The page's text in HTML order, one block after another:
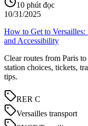
10 phút đọc
10/31/2025
How to Get to
and Accessibility
Clear routes from Paris
station choices, tickets,
tips.
RER C
Versailles transport